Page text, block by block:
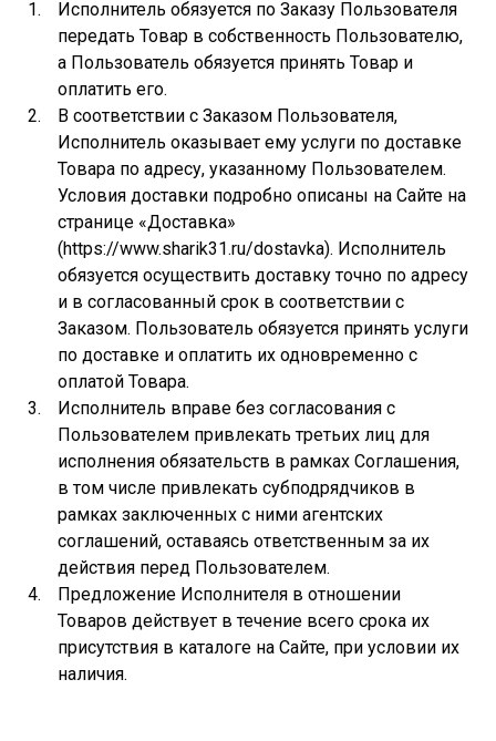
Исполнитель обязуется по Заказу Пользователя
передать Товар в собственность Пользователю,
а Пользователь обязуется принять Товар и
оплатить его.
В соответствии с Заказом Пользователя,
Исполнитель оказывает ему услуги по доставке
Товара по адресу, указанному Пользователем.
Условия доставки подробно описаны на Сайте на
странице «Доставка»
(https://www.sharik31.ru/dostavka). Исполнитель
обязуется осуществить доставку точно по адресу
и в согласованный срок в соответствии с
Заказом. Пользователь обязуется принять услуги
по доставке и оплатить их одновременно с
оплатой Товара.
Исполнитель вправе без согласования с
Пользователем привлекать третьих лиц для
исполнения обязательств в рамках Соглашения,
в том числе привлекать субподрядчиков в
рамках заключенных с ними агентских
соглашений, оставаясь ответственным за их
действия перед Пользователем.
Предложение Исполнителя в отношении
Товаров действует в течение всего срока их
присутствия в каталоге на Сайте, при условии их
наличия.